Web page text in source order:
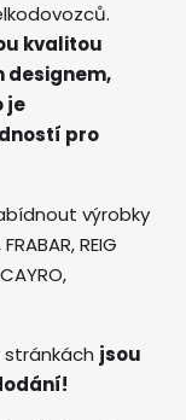
kvalitou
je
pro
výrobky
REIG
stránkách jsou